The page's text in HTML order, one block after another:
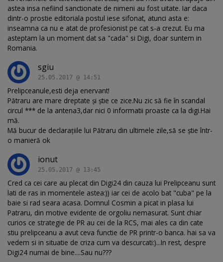
astea insa nefiind sanctionate de nimeni au fost uitate. Iar daca
dintr-o prostie editoriala postul iese sifonat, atunci asta e:
inseamna ca nu e atat de profesionist pe cat s-a crezut. Eu ma
asteptam la un moment dat sa "cada" si Digi, doar suntem in
Romania.
sgiu
25.05.2017 @ 14:51
Prelipceanule,esti deja enervant!
Pătraru are mare dreptate și știe ce zice.Nu zic să fie în scandal
circul *** de la antena3,dar nici 0 informatii proaste ca la digi.Hai
mă.
Mă bucur de declarațiile lui Pătraru din ultimele zile,să se știe într-
o manieră ok
ionut
25.05.2017 @ 13:45
Cred ca cei care au plecat din Digi24 din cauza lui Prelipceanu sunt
lati de ras in momentele astea:)) iar cei de acolo bat "cuba" pe la
baie si rad seara acasa. Domnul Cosmin a picat in plasa lui
Patraru, din motive evidente de orgoliu nemasurat. Sunt chiar
curios ce strategie de PR au cei de la RCS, mai ales ca din cate
stiu prelipceanu a avut ceva functie de PR printr-o banca. hai sa va
vedem si in situatie de criza cum va descurcati:)...In rest, despre
Digi24 numai de bine....Sau nu???